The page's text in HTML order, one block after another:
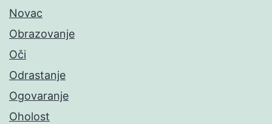
Novac
Obrazovanje
Oči
Odrastanje
Ogovaranje
Oholost